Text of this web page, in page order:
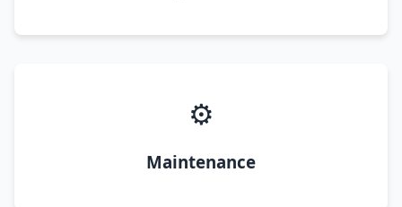
⚙️
Maintenance